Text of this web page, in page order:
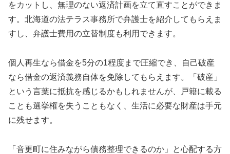
をカットし、無理のない返済計画を立て直すことができま
す。北海道の法テラス事務所で弁護士を紹介してもらえま
すし、弁護士費用の立替制度も利用できます。
個人再生なら借金を5分の1程度まで圧縮でき、自己破産
なら借金の返済義務自体を免除してもらえます。「破産」
という言葉に抵抗を感じるかもしれませんが、戸籍に載る
ことも選挙権を失うこともなく、生活に必要な財産は手元
に残せます。
「音更町に住みながら債務整理できるのか」と心配する方